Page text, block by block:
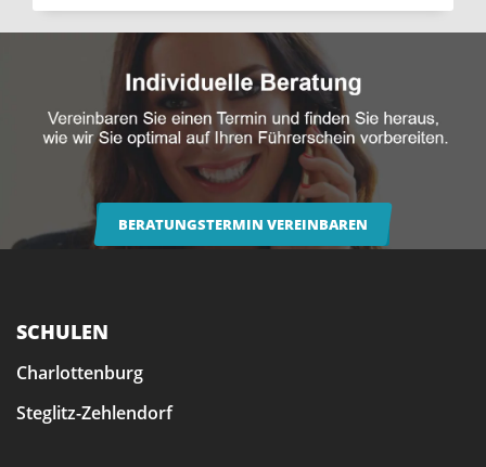
BERATUNGSTERMIN VEREINBAREN
SCHULEN
Charlottenburg
Steglitz-Zehlendorf